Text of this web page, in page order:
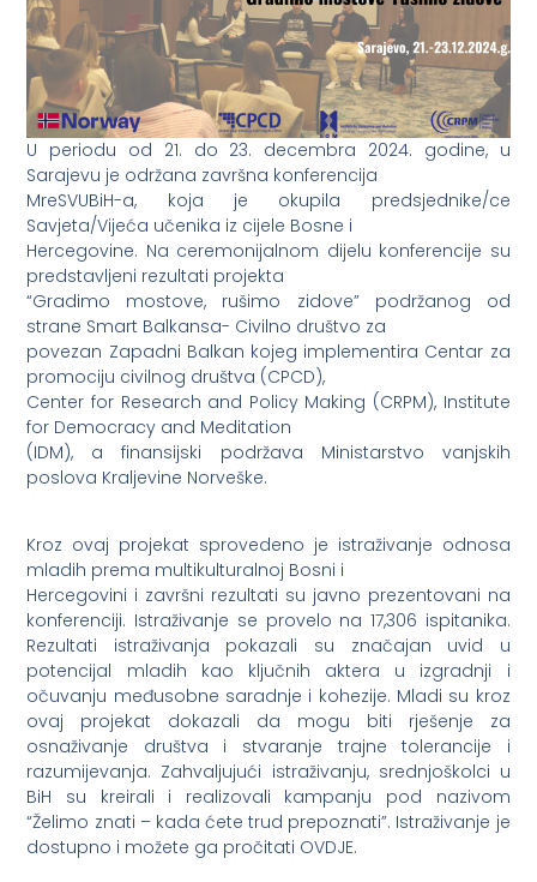
U periodu od 21. do 23. decembra 2024. godine, u
Sarajevu je održana završna konferencija
MreSVUBiH-a, koja je okupila predsjednike/ce
Savjeta/Vijeća učenika iz cijele Bosne i
Hercegovine. Na ceremonijalnom dijelu konferencije su
predstavljeni rezultati projekta
“Gradimo mostove, rušimo zidove” podržanog od
strane Smart Balkansa- Civilno društvo za
povezan Zapadni Balkan kojeg implementira Centar za
promociju civilnog društva (CPCD),
Center for Research and Policy Making (CRPM), Institute
for Democracy and Meditation
(IDM), a finansijski podržava Ministarstvo vanjskih
poslova Kraljevine Norveške.
Kroz ovaj projekat sprovedeno je istraživanje odnosa
mladih prema multikulturalnoj Bosni i
Hercegovini i završni rezultati su javno prezentovani na
konferenciji. Istraživanje se provelo na 17,306 ispitanika.
Rezultati istraživanja pokazali su značajan uvid u
potencijal mladih kao ključnih aktera u izgradnji i
očuvanju međusobne saradnje i kohezije. Mladi su kroz
ovaj projekat dokazali da mogu biti rješenje za
osnaživanje društva i stvaranje trajne tolerancije i
razumijevanja. Zahvaljujući istraživanju, srednjoškolci u
BiH su kreirali i realizovali kampanju pod nazivom
“Želimo znati – kada ćete trud prepoznati”. Istraživanje je
dostupno i možete ga pročitati OVDJE.